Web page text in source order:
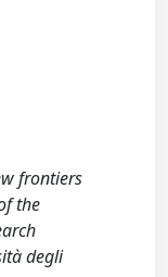
frontiers
the
degli